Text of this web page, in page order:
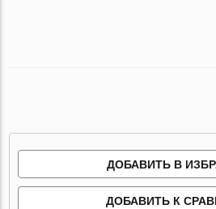
ДОБАВИТЬ В
ДОБАВИТЬ К